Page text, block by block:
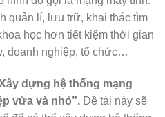
quản lí, lưu trữ, khai thác tìm
học hơn tiết kiệm thời gian
doanh nghiệp, tổ chức…
dựng hệ thống mạng
vừa và nhỏ”. Đề tài này sẽ